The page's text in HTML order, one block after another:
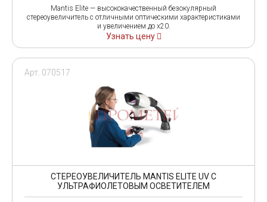
Mantis Elite — высококачественный безокулярный
стереоувеличитель с отличными оптическими характеристиками
и увеличением до x20.
Узнать цену
Арт. 070517
СТEРEОУВЕЛИЧИТЕЛЬ MANTIS ELITE UV С
УЛЬТРАФИОЛЕТОВЫМ ОСВЕТИТЕЛЕМ